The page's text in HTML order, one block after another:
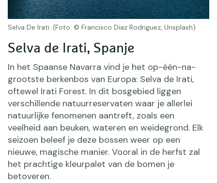
Selva De Irati. (Foto: © Francisco Diaz Rodriguez, Unsplash)
Selva de Irati, Spanje
In het Spaanse Navarra vind je het op-één-na-
grootste berkenbos van Europa: Selva de Irati,
oftewel Irati Forest. In dit bosgebied liggen
verschillende natuurreservaten waar je allerlei
natuurlijke fenomenen aantreft, zoals een
veelheid aan beuken, wateren en weidegrond. Elk
seizoen beleef je deze bossen weer op een
nieuwe, magische manier. Vooral in de herfst zal
het prachtige kleurpalet van de bomen je
betoveren.